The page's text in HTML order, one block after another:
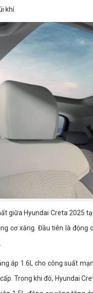
khí.
giữa Hyundai Creta 2025
cơ xăng. Đầu tiên là động
áp 1.6L cho công suất
Trong khi đó, Hyundai